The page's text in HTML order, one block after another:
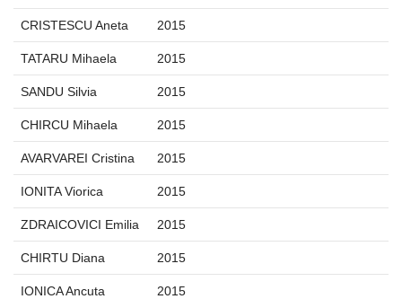
CRISTESCU Aneta 2015
TATARU Mihaela 2015
SANDU Silvia 2015
CHIRCU Mihaela 2015
AVARVAREI Cristina 2015
IONITA Viorica 2015
ZDRAICOVICI Emilia 2015
CHIRTU Diana 2015
IONICA Ancuta 2015